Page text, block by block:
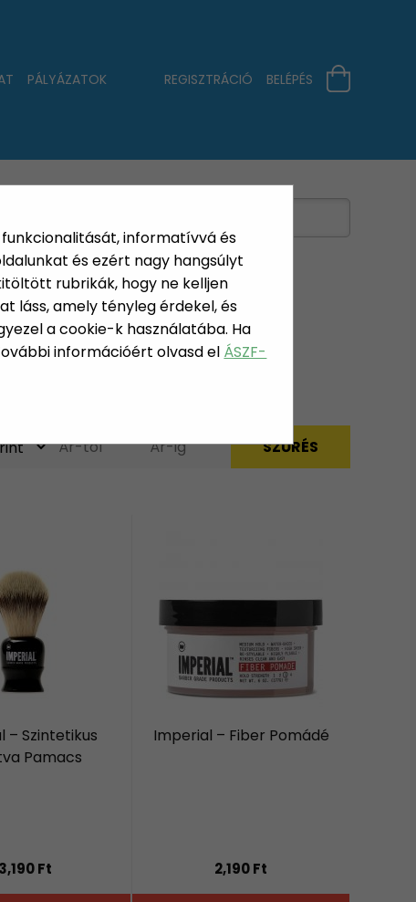
informatívvá és
és ezért nagy hangsúlyt
rubrikák, hogy ne kelljen
láss, amely tényleg érdekel, és
a cookie-k használatába. Ha
információért olvasd el ÁSZF-
PÁLYÁZATOK REGISZTRÁCIÓ BELÉPÉS
– Szintetikus
Pamacs
Ft
Imperial – Fiber Pomádé
2,190 Ft